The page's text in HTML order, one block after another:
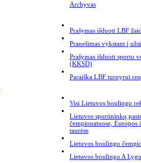
Archyvas
Prašymas išduoti LBF
Pranešimas vykstant į
Prašymas išduoti sporto
(KKSD)
Paraiška LBF turnyrui
Visi Lietuvos boulingo
Lietuvos sportininkų
čempionatuose, Europos
taurėse
Lietuvos boulingo
Lietuvos boulingo A